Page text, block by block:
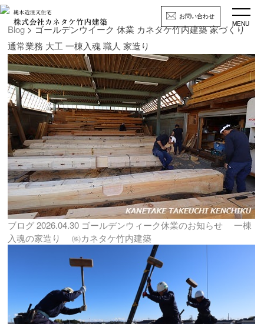
お問い合わせ
MENU
Blog> ゴールデンウイーク 休業 カネタケ竹内建築 家づくり
通常業務 大工 一棟入魂 職人 家造り
ブログ2026.04.30 ゴールデンウィーク休業のお知らせ 一棟
入魂の家造り ㈱カネタケ竹内建築